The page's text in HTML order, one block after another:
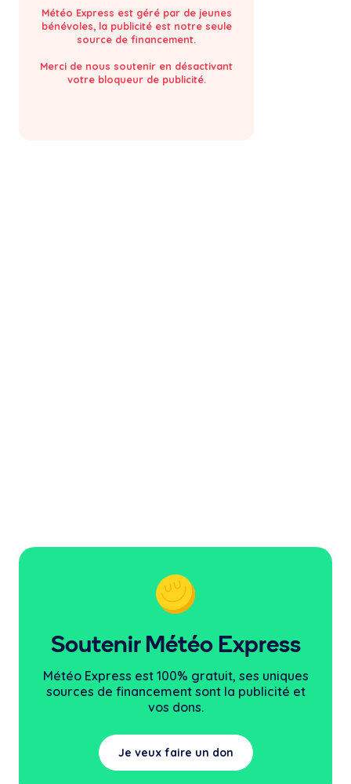
Météo Express est géré par de jeunes
bénévoles, la publicité est notre seule
source de financement.
Merci de nous soutenir en désactivant
votre bloqueur de publicité.
Soutenir Météo Express
Météo Express est 100% gratuit, ses uniques
sources de financement sont la publicité et
vos dons.
Je veux faire un don